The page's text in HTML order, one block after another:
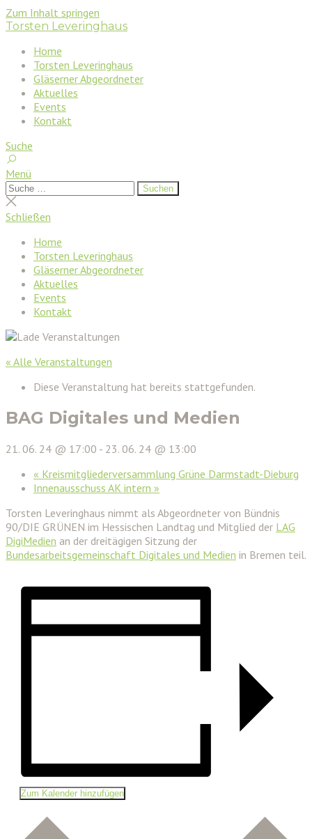
Zum Inhalt springen
Torsten Leveringhaus
Home
Torsten Leveringhaus
Gläserner Abgeordneter
Aktuelles
Events
Kontakt
Suche
Menü
Suchen
nach:
Suchen
Suche
schließen
Schließen
Home
Torsten Leveringhaus
Gläserner Abgeordneter
Aktuelles
Events
Kontakt
« Alle Veranstaltungen
Diese Veranstaltung hat bereits stattgefunden.
BAG Digitales und Medien
21. 06. 24 @ 17:00 - 23. 06. 24 @ 13:00
« Kreismitgliederversammlung Grüne Darmstadt-Dieburg
Innenausschuss AK intern »
Torsten Leveringhaus nimmt als Abgeordneter von Bündnis
90/DIE GRÜNEN im Hessischen Landtag und Mitglied der LAG
DigiMedien an der dreitägigen Sitzung der
Bundesarbeitsgemeinschaft Digitales und Medien in Bremen teil.
Zum Kalender hinzufügen